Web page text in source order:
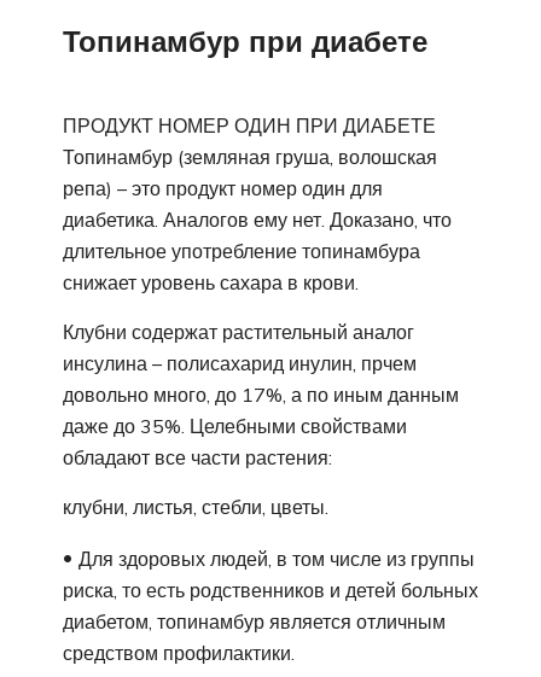
Топинамбур при диабете
ПРОДУКТ НОМЕР ОДИН ПРИ ДИАБЕТЕ
Топинамбур (земляная груша, волошская
репа) – это продукт номер один для
диабетика. Аналогов ему нет. Доказано, что
длительное употребление топинамбура
снижает уровень сахара в крови.
Клубни содержат растительный аналог
инсулина – полисахарид инулин, прчем
довольно много, до 17%, а по иным данным
даже до 35%. Целебными свойствами
обладают все части растения:
клубни, листья, стебли, цветы.
Для здоровых людей, в том числе из группы
риска, то есть родственников и детей больных
диабетом, топинамбур является отличным
средством профилактики.